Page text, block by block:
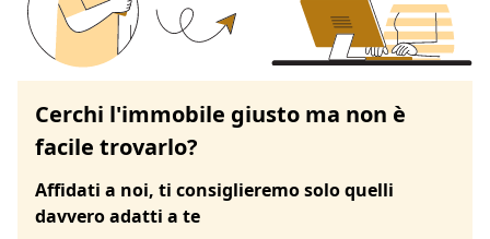
Cerchi l'immobile giusto ma non è
facile trovarlo?
Affidati a noi, ti consiglieremo solo quelli
davvero adatti a te